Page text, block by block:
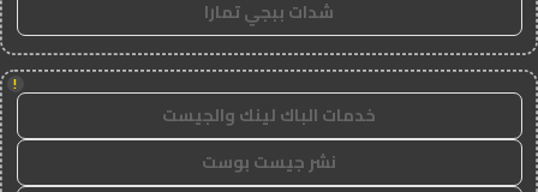
شدات ببجي تمارا
!
خدمات الباك لينك والجيست
نشر جيست بوست